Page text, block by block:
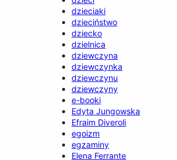
dzieciaki
dzieciństwo
dziecko
dzielnica
dziewczyna
dziewczynka
dziewczynu
dziewczyny
e-booki
Edyta Jungowska
Efraim Diveroli
egoizm
egzaminy
Elena Ferrante